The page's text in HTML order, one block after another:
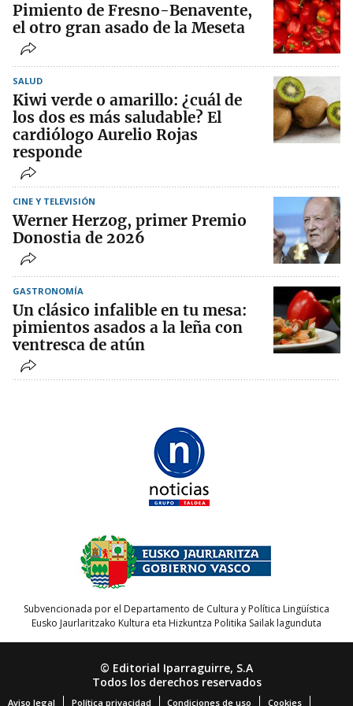
Pimiento de Fresno-Benavente,
el otro gran asado de la Meseta
SALUD
Kiwi verde o amarillo: ¿cuál de
los dos es más saludable? El
cardiólogo Aurelio Rojas
responde
CINE Y TELEVISIÓN
Werner Herzog, primer Premio
Donostia de 2026
GASTRONOMÍA
Un clásico infalible en tu mesa:
pimientos asados a la leña con
ventresca de atún
Subvencionada por el Departamento de Cultura y Política Lingüística
Eusko Jaurlaritzako Kultura eta Hizkuntza Politika Sailak lagunduta
© Editorial Iparraguirre, S.A
Todos los derechos reservados
Aviso legal Política privacidad Condiciones de uso Cookies